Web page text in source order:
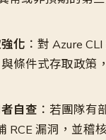
化 ：對 Azure
條件式存取政策
自查 ：若團隊有
RCE 漏洞，並稽